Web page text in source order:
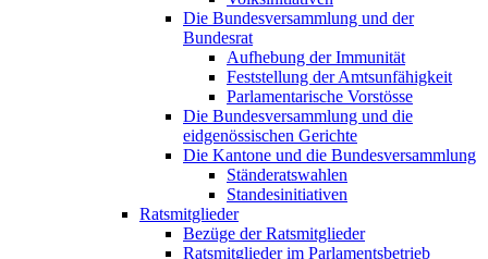
Die Bundesversammlung und der
Bundesrat
Aufhebung der Immunität
Feststellung der Amtsunfähigkeit
Parlamentarische Vorstösse
Die Bundesversammlung und die
eidgenössischen Gerichte
Die Kantone und die Bundesversammlung
Ständeratswahlen
Standesinitiativen
Ratsmitglieder
Bezüge der Ratsmitglieder
Ratsmitglieder im Parlamentsbetrieb